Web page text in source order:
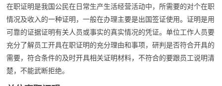
在职证明是我国公民在日常生产生活经营活动中，所需要的对个在职
情况及收入的一种证明，一般在办理主要是出国签证使用。证明是用
可靠的证据证明有关人员或事实的真实情况的凭证。单位工作人员要
充分了解员工开具在职证明的充分理由和事项，研判是否符合开具的
需要，符合条件的及时开具相关证明材料，不符合的要跟员工说明清
楚，不能武断拒绝。